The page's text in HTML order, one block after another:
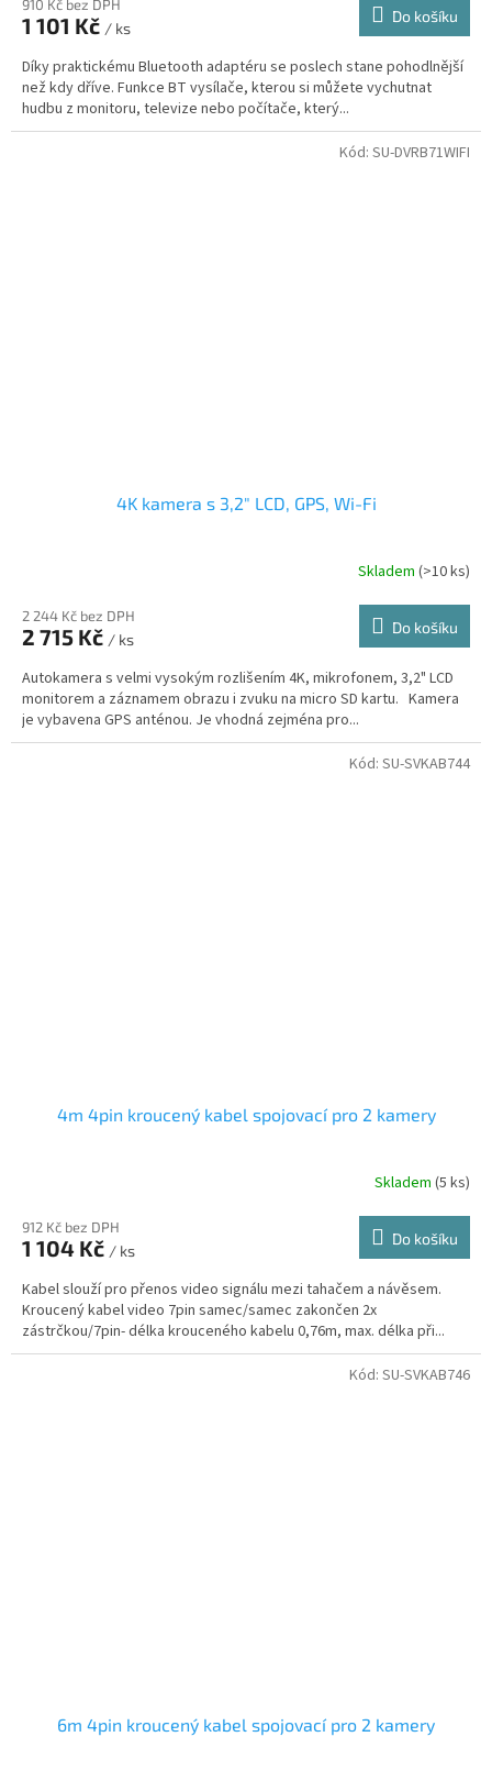
910 Kč bez DPH
1 101 Kč / ks
Do košíku
Díky praktickému Bluetooth adaptéru se poslech stane pohodlnější
než kdy dříve. Funkce BT vysílače, kterou si můžete vychutnat
hudbu z monitoru, televize nebo počítače, který...
4K kamera s 3,2" LCD, GPS, Wi-Fi
Skladem (>10 ks)
2 244 Kč bez DPH
2 715 Kč / ks
Do košíku
Autokamera s velmi vysokým rozlišením 4K, mikrofonem, 3,2" LCD
monitorem a záznamem obrazu i zvuku na micro SD kartu. Kamera
je vybavena GPS anténou. Je vhodná zejména pro...
Kód: SU-DVRB71WIFI
4m 4pin kroucený kabel spojovací pro 2 kamery
Skladem (5 ks)
912 Kč bez DPH
1 104 Kč / ks
Do košíku
Kabel slouží pro přenos video signálu mezi tahačem a návěsem.
Kroucený kabel video 7pin samec/samec zakončen 2x
zástrčkou/7pin- délka krouceného kabelu 0,76m, max. délka při...
Kód: SU-SVKAB744
6m 4pin kroucený kabel spojovací pro 2 kamery
Kód: SU-SVKAB746